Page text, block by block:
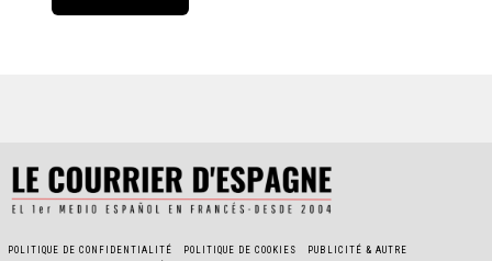
POLITIQUE DE CONFIDENTIALITÉ POLITIQUE DE COOKIES PUBLICITÉ & AUTRE